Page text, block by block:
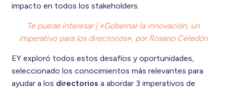
impacto en todos los stakeholders.
Te puede interesar | «Gobernar la innovación, un
imperativo para los directorios», por Rosario Celedón
EY exploró todos estos desafíos y oportunidades,
seleccionado los conocimientos más relevantes para
ayudar a los directorios a abordar 3 imperativos de